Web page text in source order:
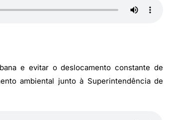
e evitar o deslocamento constante de
ambiental junto à Superintendência de